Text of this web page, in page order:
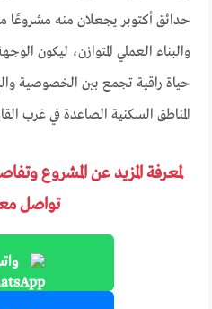
حدائق أكتوبر يجعلان منه مشروعًا
والبناء العملي المتوازن، ليكون
حياة راقية تجمع بين الخصوصية
المناطق السكنية الصاعدة في غرب
لمعرفة المزيد عن المشروع
تواصل